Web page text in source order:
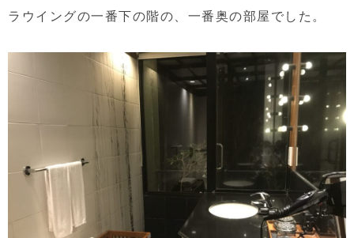
ラウイングの一番下の階の、一番奥の部屋でした。